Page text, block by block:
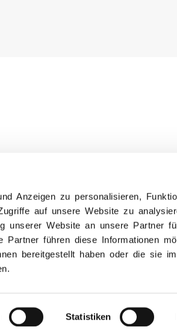
Anzeigen zu personalisieren,
auf unsere Website zu
unserer Website an unsere Partner
Partner führen diese Informationen
bereitgestellt haben oder die sie
Statistiken